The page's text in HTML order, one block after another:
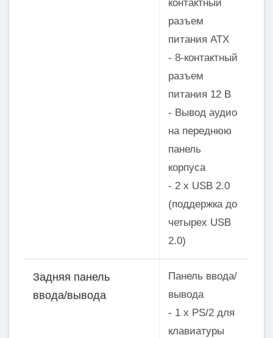
контактный
разъем
питания ATX
- 8-контактный
разъем
питания 12 В
- Вывод аудио
на переднюю
панель
корпуса
- 2 x USB 2.0
(поддержка до
четырех USB
2.0)
Задняя панель
ввода/вывода
Панель ввода/
вывода
- 1 x PS/2 для
клавиатуры